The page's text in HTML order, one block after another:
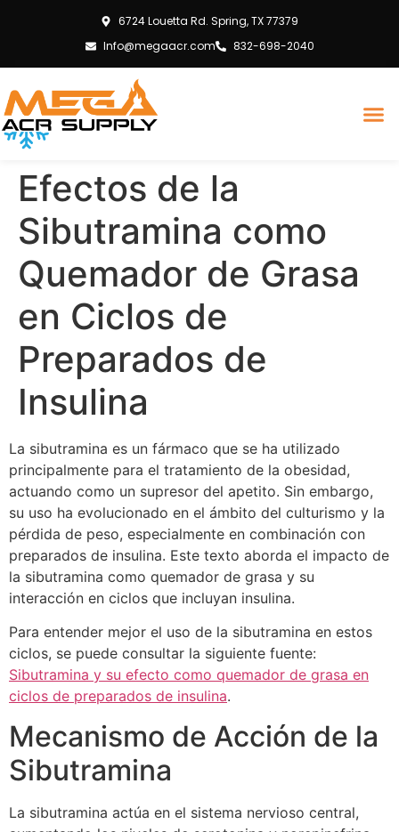
6724 Louetta Rd. Spring, TX 77379
Info@megaacr.com
832-698-2040
Efectos de la
Sibutramina como
Quemador de Grasa
en Ciclos de
Preparados de
Insulina
La sibutramina es un fármaco que se ha utilizado
principalmente para el tratamiento de la obesidad,
actuando como un supresor del apetito. Sin embargo,
su uso ha evolucionado en el ámbito del culturismo y la
pérdida de peso, especialmente en combinación con
preparados de insulina. Este texto aborda el impacto de
la sibutramina como quemador de grasa y su
interacción en ciclos que incluyan insulina.
Para entender mejor el uso de la sibutramina en estos
ciclos, se puede consultar la siguiente fuente:
Sibutramina y su efecto como quemador de grasa en
ciclos de preparados de insulina.
Mecanismo de Acción de la
Sibutramina
La sibutramina actúa en el sistema nervioso central,